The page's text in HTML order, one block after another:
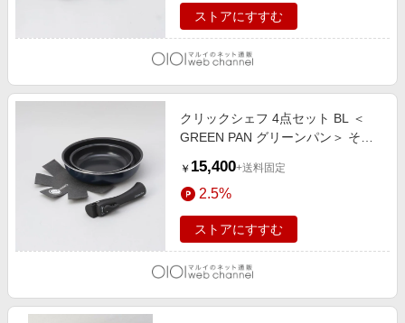
ストアにすすむ
クリックシェフ 4点セット BL ＜
GREEN PAN グリーンパン＞ その
￥ 15,400+送料固定
2.5%
ストアにすすむ